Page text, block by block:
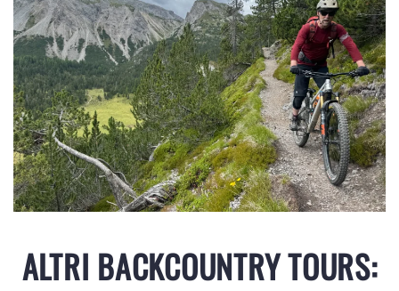
ALTRI BACKCOUNTRY TOURS: